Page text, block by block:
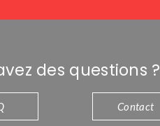
des questions ?
Contact